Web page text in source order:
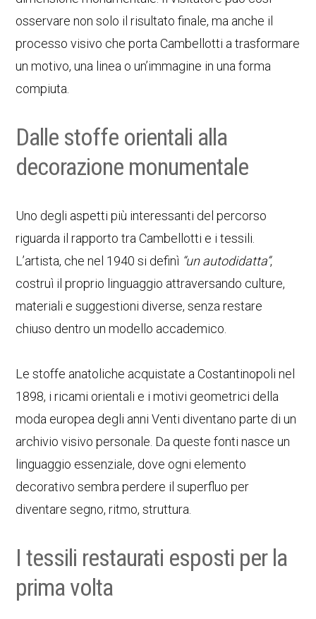
osservare non solo il risultato finale, ma anche il
processo visivo che porta Cambellotti a trasformare
un motivo, una linea o un’immagine in una forma
compiuta.
Dalle stoffe orientali alla
decorazione monumentale
Uno degli aspetti più interessanti del percorso
riguarda il rapporto tra Cambellotti e i tessili.
L’artista, che nel 1940 si definì “un autodidatta”,
costruì il proprio linguaggio attraversando culture,
materiali e suggestioni diverse, senza restare
chiuso dentro un modello accademico.
Le stoffe anatoliche acquistate a Costantinopoli nel
1898, i ricami orientali e i motivi geometrici della
moda europea degli anni Venti diventano parte di un
archivio visivo personale. Da queste fonti nasce un
linguaggio essenziale, dove ogni elemento
decorativo sembra perdere il superfluo per
diventare segno, ritmo, struttura.
I tessili restaurati esposti per la
prima volta